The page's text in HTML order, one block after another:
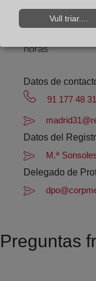
Agosto: De
horas
Datos de
91 177 48 31
Datos del
M.ª
Delegado de
Preguntas
Vull triar....